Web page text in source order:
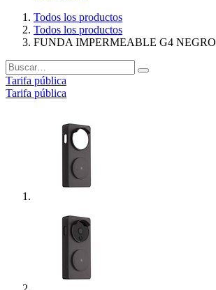
Todos los productos
Todos los productos
FUNDA IMPERMEABLE G4 NEGRO
Tarifa pública
Tarifa pública